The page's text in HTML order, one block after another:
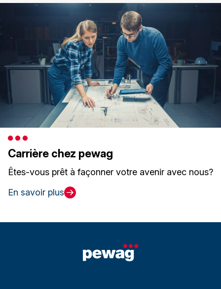
Carrière chez pewag
Êtes-vous prêt à façonner votre avenir avec nous?
En savoir plus